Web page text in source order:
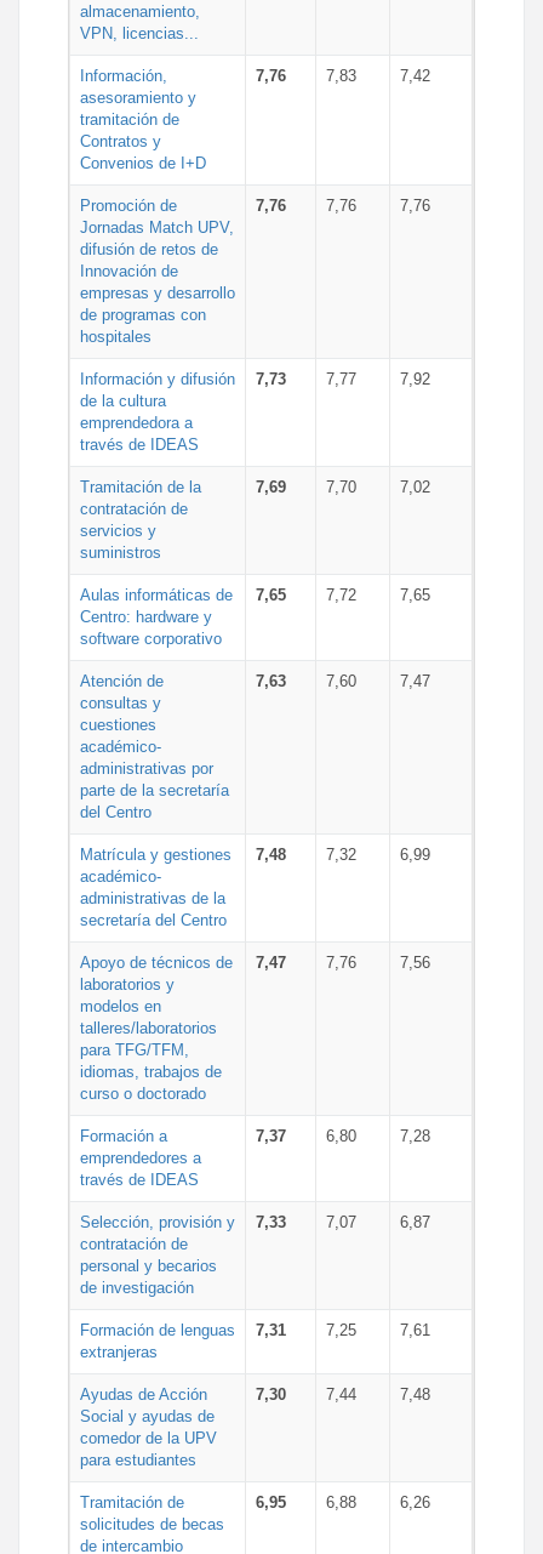
almacenamiento,
VPN, licencias...
Información,
asesoramiento y
tramitación de
Contratos y
Convenios de I+D
7,76 7,83 7,42
Promoción de
Jornadas Match UPV,
difusión de retos de
Innovación de
empresas y desarrollo
de programas con
hospitales
7,76 7,76 7,76
Información y difusión
de la cultura
emprendedora a
través de IDEAS
7,73 7,77 7,92
Tramitación de la
contratación de
servicios y
suministros
7,69 7,70 7,02
Aulas informáticas de
Centro: hardware y
software corporativo
7,65 7,72 7,65
Atención de
consultas y
cuestiones
académico-
administrativas por
parte de la secretaría
del Centro
7,63 7,60 7,47
Matrícula y gestiones
académico-
administrativas de la
secretaría del Centro
7,48 7,32 6,99
Apoyo de técnicos de
laboratorios y
modelos en
talleres/laboratorios
para TFG/TFM,
idiomas, trabajos de
curso o doctorado
7,47 7,76 7,56
Formación a
emprendedores a
través de IDEAS
7,37 6,80 7,28
Selección, provisión y
contratación de
personal y becarios
de investigación
7,33 7,07 6,87
Formación de lenguas
extranjeras
7,31 7,25 7,61
Ayudas de Acción
Social y ayudas de
comedor de la UPV
para estudiantes
7,30 7,44 7,48
Tramitación de
solicitudes de becas
de intercambio
6,95 6,88 6,26